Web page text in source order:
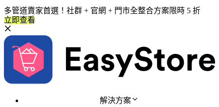
多管道賣家首選！社群 + 官網 + 門市全整合方案限時 5 折
立即查看
解決方案